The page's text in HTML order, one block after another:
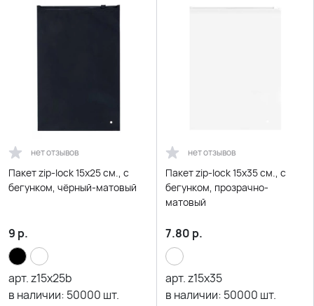
нет отзывов
Пакет zip-lock 15х25 см., с
бегунком, чёрный-матовый
9 р.
арт.z15x25b
в наличии: 50000 шт.
нет отзывов
Пакет zip-lock 15х35 см., с
бегунком, прозрачно-
матовый
7.80 р.
арт.z15x35
в наличии: 50000 шт.